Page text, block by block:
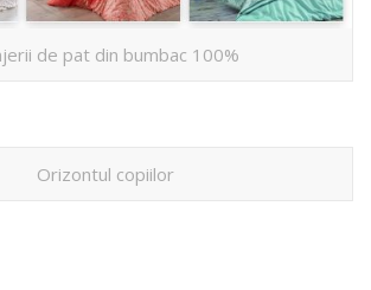
de pat din bumbac 100%
Orizontul copiilor